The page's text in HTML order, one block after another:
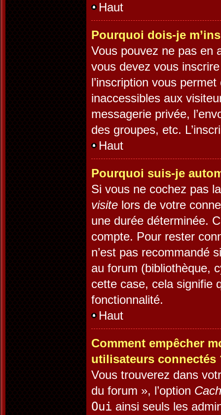
Haut
Pourquoi dois-je
Vous pouvez ne pas en
vous devez vous
l’inscription vous
inaccessibles aux
messagerie privée,
des groupes, etc.
Haut
Pourquoi suis-je
Si vous ne cochez pas
visite lors de votre
une durée déterminée.
compte. Pour rester
n’est pas recommandé
au forum (bibliothèque,
cette case, cela signifie
fonctionnalité.
Haut
Comment empêcher
utilisateurs connectés
Vous trouverez dans
du forum », l’option
Oui ainsi seuls les